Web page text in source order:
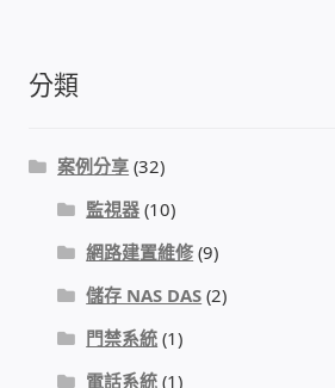
分類
案例分享 (32)
監視器 (10)
網路建置維修 (9)
儲存 NAS DAS (2)
門禁系統 (1)
電話系統 (1)